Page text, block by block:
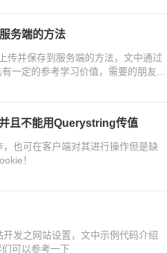
务端的方法
传并保存到服务端的方法，文中通过
一定的参考学习价值，需要的朋友们
且不能用Querystring传值
也可在客户端对其进行操作但是缺
！
发之网站设置，文中示例代码介绍
可以参考一下